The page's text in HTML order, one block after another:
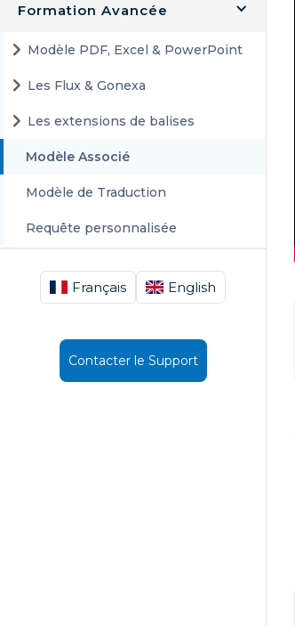
Formation Avancée
Modèle PDF, Excel & PowerPoint
Les Flux & Gonexa
Les extensions de balises
Modèle Associé
Modèle de Traduction
Requête personnalisée
Français English
Contacter le Support